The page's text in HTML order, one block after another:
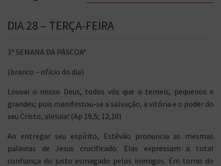
DIA 28 – TERÇA-FEIRA
3ª SEMANA DA PÁSCOA*
(branco – ofício do dia)
Louvai o nosso Deus, todos vós que o temeis, pequenos e
grandes; pois manifestou-se a salvação, a vitória e o poder do
seu Cristo, aleluia! (Ap 19,5; 12,10)
Ao entregar seu espírito, Estêvão pronuncia as mesmas
palavras de Jesus crucificado. Elas expressam a total
confiança do justo esmagado pelos inimigos. Em torno do